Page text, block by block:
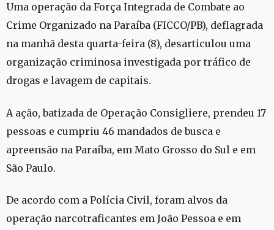
Uma operação da Força Integrada de Combate ao
Crime Organizado na Paraíba (FICCO/PB), deflagrada
na manhã desta quarta-feira (8), desarticulou uma
organização criminosa investigada por tráfico de
drogas e lavagem de capitais.
A ação, batizada de Operação Consigliere, prendeu 17
pessoas e cumpriu 46 mandados de busca e
apreensão na Paraíba, em Mato Grosso do Sul e em
São Paulo.
De acordo com a Polícia Civil, foram alvos da
operação narcotraficantes em João Pessoa e em